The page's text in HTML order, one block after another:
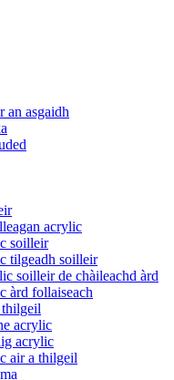
an asgaidh
acrylic
soilleir
tilgeadh soilleir
soilleir de chàileachd àrd
àrd follaiseach
acrylic
acrylic
air a thilgeil